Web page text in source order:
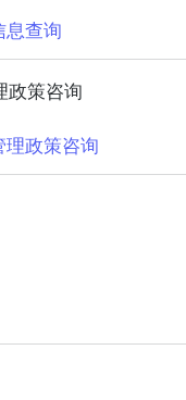
息查询
政策咨询
理政策咨询